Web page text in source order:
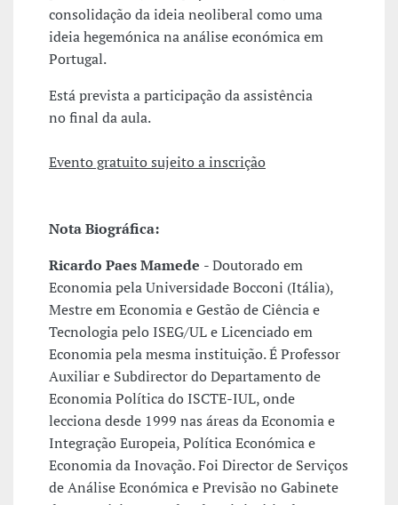
consolidação da ideia neoliberal como uma
ideia hegemónica na análise económica em
Portugal.
Está prevista a participação da assistência
no final da aula.
Evento gratuito sujeito a inscrição
Nota Biográfica:
Ricardo Paes Mamede - Doutorado em
Economia pela Universidade Bocconi (Itália),
Mestre em Economia e Gestão de Ciência e
Tecnologia pelo ISEG/UL e Licenciado em
Economia pela mesma instituição. É Professor
Auxiliar e Subdirector do Departamento de
Economia Política do ISCTE-IUL, onde
lecciona desde 1999 nas áreas da Economia e
Integração Europeia, Política Económica e
Economia da Inovação. Foi Director de Serviços
de Análise Económica e Previsão no Gabinete